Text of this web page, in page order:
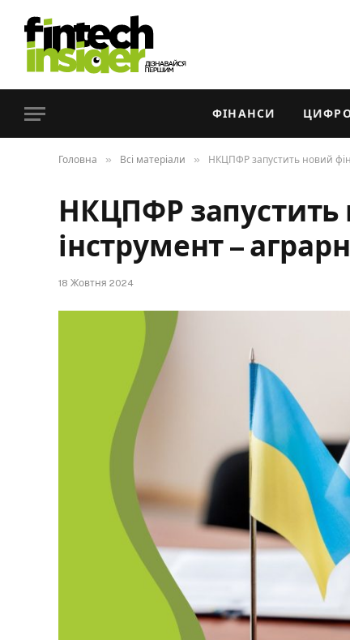
ФІНАНСИ
Головна » Всі матеріали » НКЦПФР запустить новий
НКЦПФР запустить
інструмент –
18 Жовтня 2024